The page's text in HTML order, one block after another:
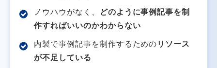
ノウハウがなく、
どのように事例記事を制
作すればいいのかわからない
内製で事例記事を制作するための リソース
が不足している